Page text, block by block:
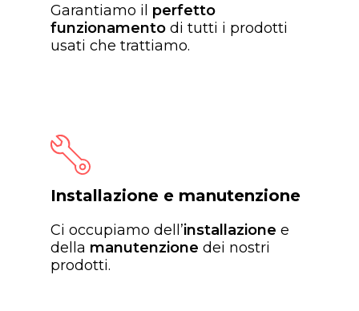
Garantiamo il perfetto
funzionamento di tutti i prodotti
usati che trattiamo.
Installazione e manutenzione
Ci occupiamo dell’installazione e
della manutenzione dei nostri
prodotti.